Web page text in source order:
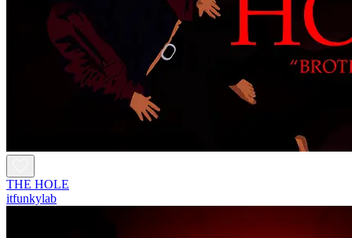
THE HOLE
itfunkylab